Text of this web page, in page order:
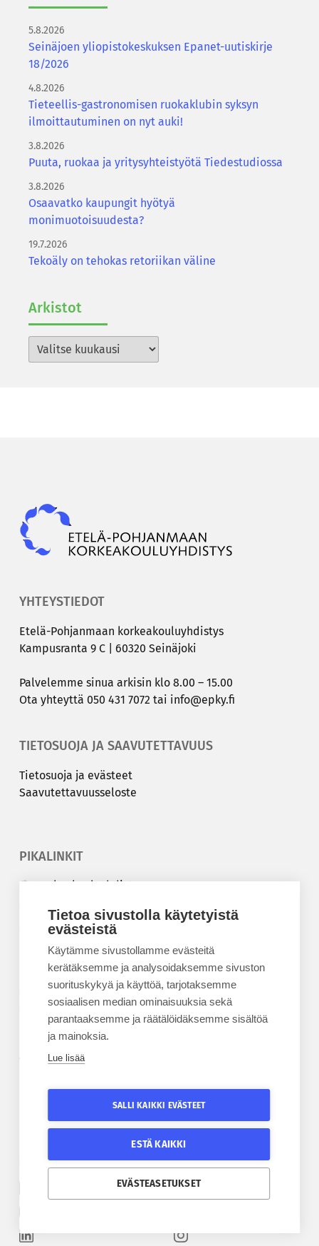
Tietoa sivustolla käytetyistä
evästeistä
Käytämme sivustollamme evästeitä
kerätäksemme ja analysoidaksemme sivuston
suorituskykyä ja käyttöä, tarjotaksemme
sosiaalisen median ominaisuuksia sekä
parantaaksemme ja räätälöidäksemme sisältöä
ja mainoksia.
Lue lisää
SALLI KAIKKI EVÄSTEET
ESTÄ KAIKKI
EVÄSTEASETUKSET
5.8.2026
Seinäjoen yliopistokeskuksen Epanet-uutiskirje
18/2026
4.8.2026
Tieteellis-gastronomisen ruokaklubin syksyn
ilmoittautuminen on nyt auki!
3.8.2026
Puuta, ruokaa ja yritysyhteistyötä Tiedestudiossa
3.8.2026
Osaavatko kaupungit hyötyä
monimuotoisuudesta?
19.7.2026
Tekoäly on tehokas retoriikan väline
Ar­kis­tot
Arkistot
YHTEYSTIEDOT
Etelä-​Pohjanmaan kor­kea­kou­lu­yh­dis­tys
Kam­pus­ran­ta 9 C | 60320 Sei­nä­jo­ki
Pal­ve­lem­me sinua ar­ki­sin klo 8.00 – 15.00
Ota yh­teyt­tä 050 431 7072 tai info@epky.fi
TIETOSUOJA JA SAAVUTETTAVUUS
Tie­to­suo­ja ja eväs­teet
Saa­vu­tet­ta­vuus­se­los­te
PIKALINKIT
Korkeakouluyhdistys
Kesäyliopisto
Epanet
BLOGIT
Kesäyliopiston blogi
Epanet-blogi
TILAA UUTISKIRJE
Tilaa kesäyliopiston uutiskirje
SEURAA KESÄYLIOPISTOA
Etelä-Pohjanmaan kesäyliopiston Facebook
Etelä-Pohjanmaan kesäyliopiston Linkedin
SEURAA EPANETIA
Epanetin Twitter
Epanetin Instagram